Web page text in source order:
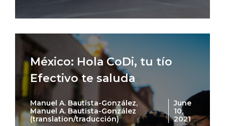
México: Hola CoDi, tu tío
Efectivo te saluda
Manuel A. Bautista-González,
Manuel A. Bautista-González
(translation/traducción)
June
10,
2021